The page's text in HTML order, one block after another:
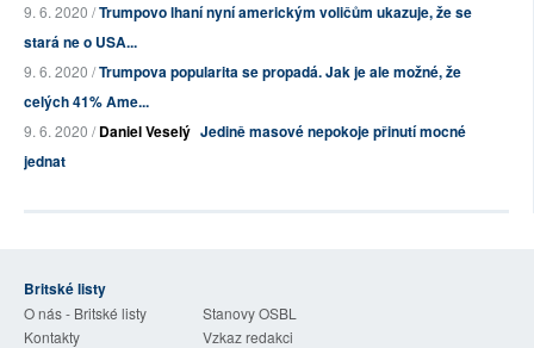
9. 6. 2020 /Trumpovo lhaní nyní americkým voličům ukazuje, že se
stará ne o USA...
9. 6. 2020 /Trumpova popularita se propadá. Jak je ale možné, že
celých 41% Ame...
9. 6. 2020 /Daniel Veselý Jedině masové nepokoje přinutí mocné
jednat
Britské listy
O nás - Britské listy
Stanovy OSBL
Kontakty
Vzkaz redakci